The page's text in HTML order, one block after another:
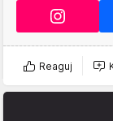
Reaguj